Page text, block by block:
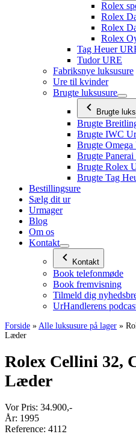
Rolex
Rolex
Rolex
Rolex
Tag Heuer
Tudor URE
Fabriksnye luksusure
Ure til kvinder
Brugte luksusure
Brugte
Brugte
Brugte IWC
Brugte Omega
Brugte
Brugte Rolex
Brugte Tag
Bestillingsure
Sælg dit ur
Urmager
Blog
Om os
Kontakt
Kontakt
Book telefonmøde
Book fremvisning
Tilmeld dig
UrHandlerens
Forside » Alle luksusure på lager »
Læder
Rolex Cellini 32,
Læder
Vor Pris: 34.900,-
År: 1995
Reference: 4112